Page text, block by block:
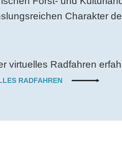
Charakter
virtuelles Radfahren
RADFAHREN